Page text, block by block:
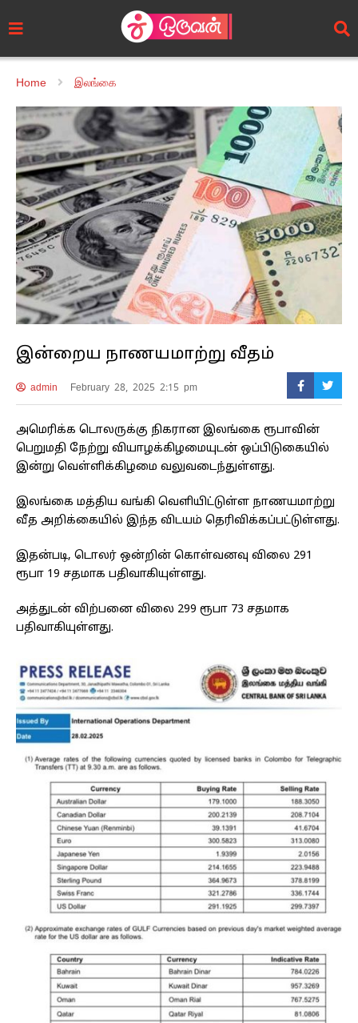
Home இலங்கை
இன்றைய நாணயமாற்று வீதம்
admin February 28, 2025 2:15 pm
அமெரிக்க டொலருக்கு நிகரான இலங்கை ரூபாவின்
பெறுமதி நேற்று வியாழக்கிழமையுடன் ஒப்பிடுகையில்
இன்று வெள்ளிக்கிழமை வலுவடைந்துள்ளது.
இலங்கை மத்திய வங்கி வெளியிட்டுள்ள நாணயமாற்று
வீத அறிக்கையில் இந்த விடயம் தெரிவிக்கப்பட்டுள்ளது.
இதன்படி, டொலர் ஒன்றின் கொள்வனவு விலை 291
ரூபா 19 சதமாக பதிவாகியுள்ளது.
அத்துடன் விற்பனை விலை 299 ரூபா 73 சதமாக
பதிவாகியுள்ளது.